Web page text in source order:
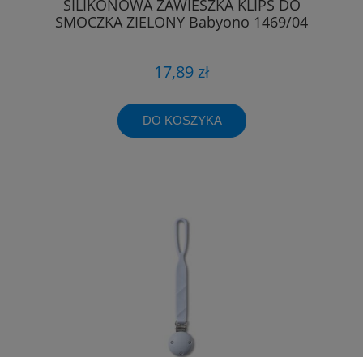
SILIKONOWA ZAWIESZKA KLIPS DO
SMOCZKA ZIELONY Babyono 1469/04
17,89 zł
DO KOSZYKA